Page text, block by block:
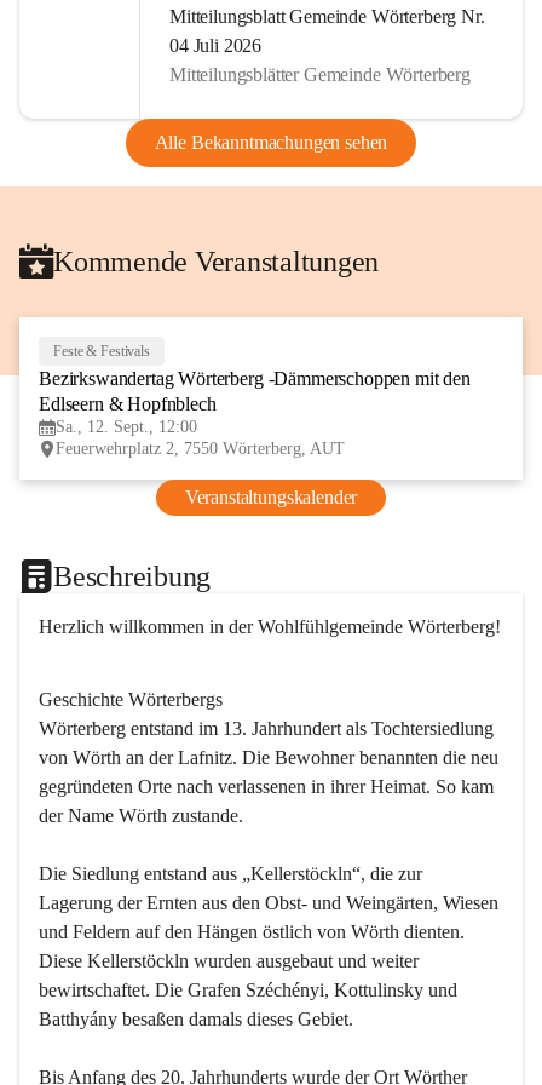
Mitteilungsblatt Gemeinde Wörterberg Nr.
04 Juli 2026
Mitteilungsblätter Gemeinde Wörterberg
Alle Bekanntmachungen sehen
Kommende Veranstaltungen
Feste & Festivals
Bezirkswandertag Wörterberg -Dämmerschoppen mit den
Edlseern & Hopfnblech
Sa., 12. Sept., 12:00
Feuerwehrplatz 2, 7550 Wörterberg, AUT
Veranstaltungskalender
Beschreibung
Herzlich willkommen in der Wohlfühlgemeinde Wörterberg!
Geschichte Wörterbergs
Wörterberg entstand im 13. Jahrhundert als Tochtersiedlung
von Wörth an der Lafnitz. Die Bewohner benannten die neu
gegründeten Orte nach verlassenen in ihrer Heimat. So kam
der Name Wörth zustande.
Die Siedlung entstand aus „Kellerstöckln“, die zur
Lagerung der Ernten aus den Obst- und Weingärten, Wiesen
und Feldern auf den Hängen östlich von Wörth dienten.
Diese Kellerstöckln wurden ausgebaut und weiter
bewirtschaftet. Die Grafen Széchényi, Kottulinsky und
Batthyány besaßen damals dieses Gebiet.
Bis Anfang des 20. Jahrhunderts wurde der Ort Wörther